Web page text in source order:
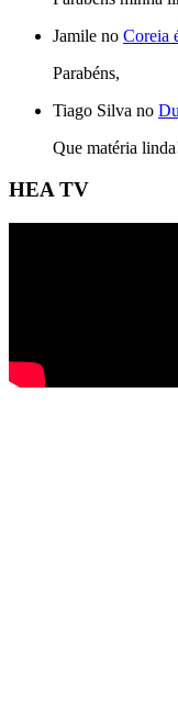
Jamile no Coreia
Parabéns,
Tiago Silva no
Que matéria
HEA TV